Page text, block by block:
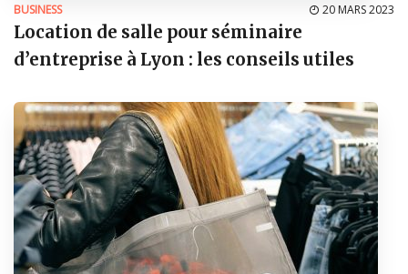
BUSINESS 20 MARS 2023
Location de salle pour séminaire
d’entreprise à Lyon : les conseils utiles